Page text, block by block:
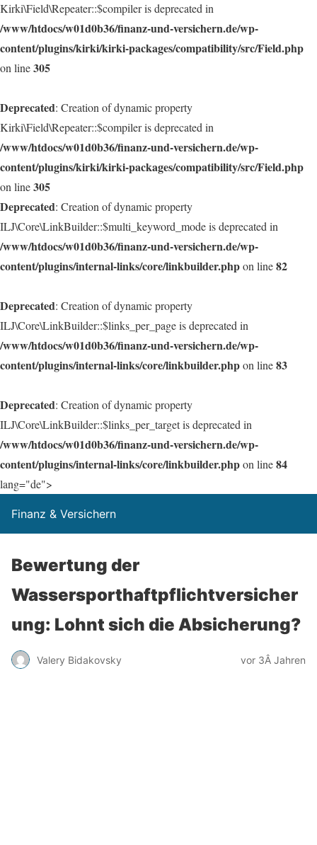
Kirki\Field\Repeater::$compiler is deprecated in
/www/htdocs/w01d0b36/finanz-und-versichern.de/wp-
content/plugins/kirki/kirki-packages/compatibility/src/Field.php
on line305
Deprecated: Creation of dynamic property
Kirki\Field\Repeater::$compiler is deprecated in
/www/htdocs/w01d0b36/finanz-und-versichern.de/wp-
content/plugins/kirki/kirki-packages/compatibility/src/Field.php
on line305
Deprecated: Creation of dynamic property
ILJ\Core\LinkBuilder::$multi_keyword_mode is deprecated in
/www/htdocs/w01d0b36/finanz-und-versichern.de/wp-
content/plugins/internal-links/core/linkbuilder.phpon line82
Deprecated: Creation of dynamic property
ILJ\Core\LinkBuilder::$links_per_page is deprecated in
/www/htdocs/w01d0b36/finanz-und-versichern.de/wp-
content/plugins/internal-links/core/linkbuilder.phpon line83
Deprecated: Creation of dynamic property
ILJ\Core\LinkBuilder::$links_per_target is deprecated in
/www/htdocs/w01d0b36/finanz-und-versichern.de/wp-
content/plugins/internal-links/core/linkbuilder.phpon line84
lang="de">
Finanz & Versichern
Bewertung der
Wassersporthaftpflichtversicher
ung: Lohnt sich die Absicherung?
Valery Bidakovsky vor 3Â Jahren